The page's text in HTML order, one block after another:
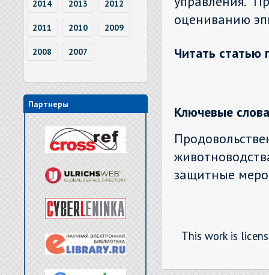
2014 2013 2012
2011 2010 2009
2008 2007
Партнеры
оцениванию
Читать статью
Ключевые
защитные
This work is